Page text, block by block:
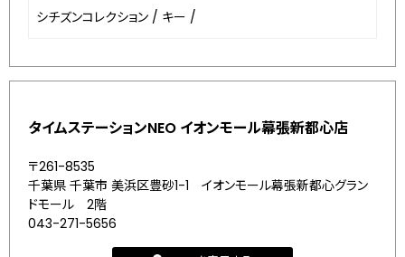
シチズンコレクション / キー /
タイムステーションNEO イオンモール幕張新都心店
〒261-8535
千葉県 千葉市 美浜区豊砂1-1 イオンモール幕張新都心グラン
ドモール 2階
043-271-5656